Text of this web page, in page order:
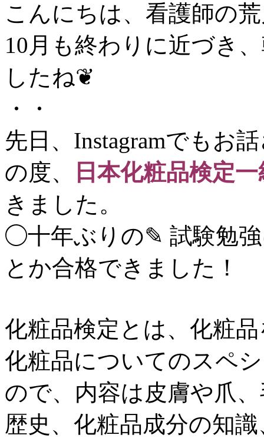
こんにちは、看護師の荒
10月も終わりに近づき
したね❦
・・
先日、Instagramでもお
の度、
日本化粧品検定
きました。
◯十年ぶりの✎ 試験勉
とか合格できました！
化粧品検定とは、化粧
化粧品についてのスペ
ので、内容は皮膚や爪
歴史、化粧品成分の知